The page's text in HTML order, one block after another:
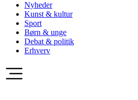
Nyheder
Kunst & kultur
Sport
Børn & unge
Debat & politik
Erhverv